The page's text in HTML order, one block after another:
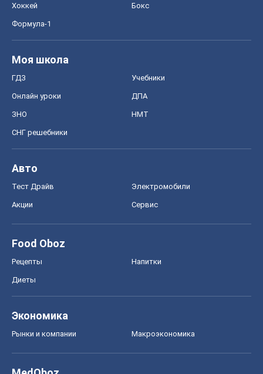
Хоккей Бокс
Формула-1
Моя школа
ГДЗ Учебники
Онлайн уроки ДПА
ЗНО НМТ
СНГ решебники
Авто
Тест Драйв Электромобили
Акции Сервис
Food Oboz
Рецепты Напитки
Диеты
Экономика
Рынки и компании Mакроэкономика